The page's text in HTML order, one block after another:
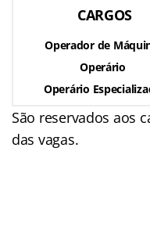
CARGOS
Operador de
Operário
Operário
São reservados aos
das vagas.